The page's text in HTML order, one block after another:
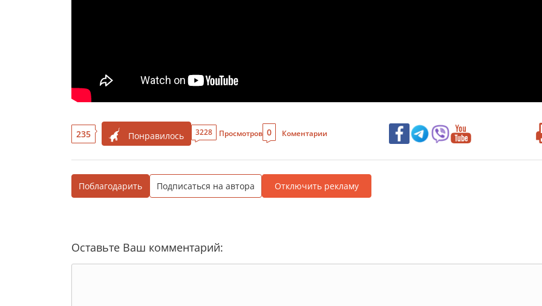
235 Понравилось 3228 Просмотров 0 Коментарии
Поблагодарить Подписаться на автора Отключить рекламу
Оставьте Ваш комментарий: